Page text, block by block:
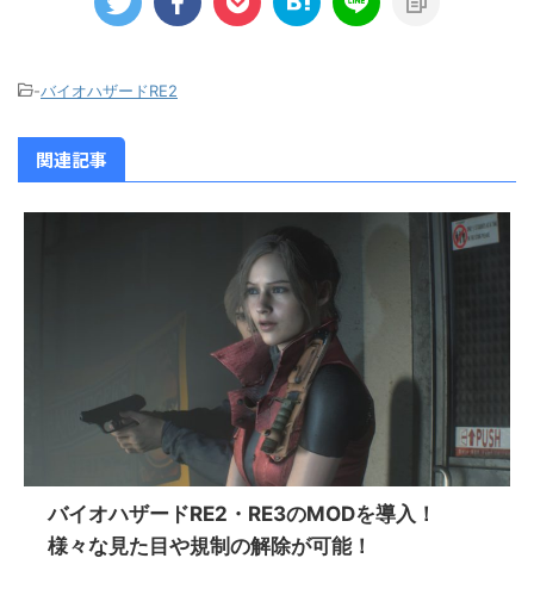
-バイオハザードRE2
関連記事
バイオハザードRE2・RE3のMODを導入！
様々な見た目や規制の解除が可能！